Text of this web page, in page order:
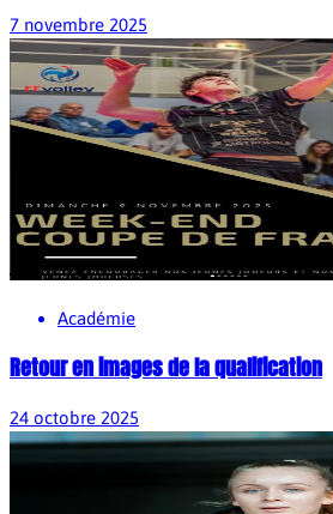
7 novembre 2025
Académie
Retour en images de la qualification
24 octobre 2025